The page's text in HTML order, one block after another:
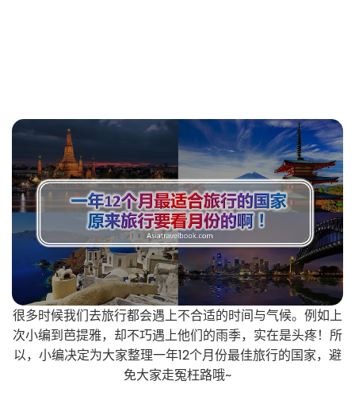
很多时候我们去旅行都会遇上不合适的时间与气候。例如上
次小编到芭提雅，却不巧遇上他们的雨季，实在是头疼！所
以，小编决定为大家整理一年12个月份最佳旅行的国家，避
免大家走冤枉路哦~